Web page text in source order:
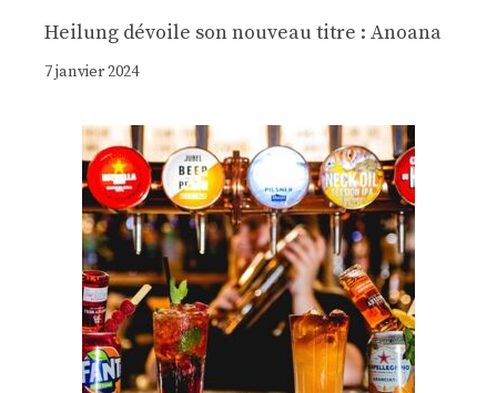
Heilung dévoile son nouveau titre : Anoana
7 janvier 2024